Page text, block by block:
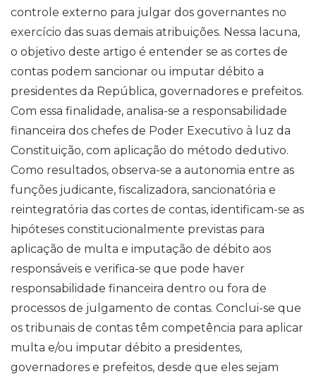
controle externo para julgar dos governantes no
exercício das suas demais atribuições. Nessa lacuna,
o objetivo deste artigo é entender se as cortes de
contas podem sancionar ou imputar débito a
presidentes da República, governadores e prefeitos.
Com essa finalidade, analisa-se a responsabilidade
financeira dos chefes de Poder Executivo à luz da
Constituição, com aplicação do método dedutivo.
Como resultados, observa-se a autonomia entre as
funções judicante, fiscalizadora, sancionatória e
reintegratória das cortes de contas, identificam-se as
hipóteses constitucionalmente previstas para
aplicação de multa e imputação de débito aos
responsáveis e verifica-se que pode haver
responsabilidade financeira dentro ou fora de
processos de julgamento de contas. Conclui-se que
os tribunais de contas têm competência para aplicar
multa e/ou imputar débito a presidentes,
governadores e prefeitos, desde que eles sejam